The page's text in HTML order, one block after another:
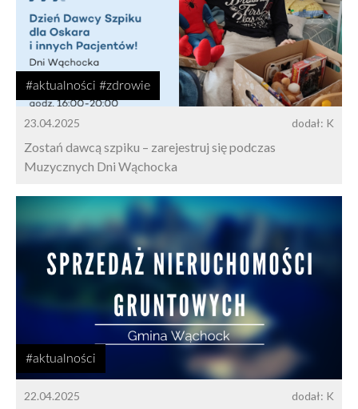
#aktualności #zdrowie
23.04.2025 dodał: K
Zostań dawcą szpiku – zarejestruj się podczas
Muzycznych Dni Wąchocka
#aktualności
22.04.2025 dodał: K